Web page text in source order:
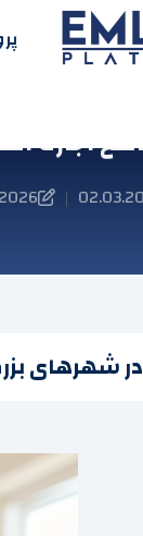
اجاره
|
شهرهای